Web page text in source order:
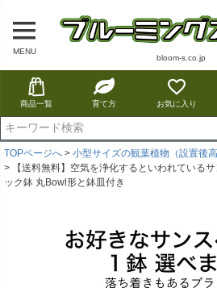
MENU
bloom-s.co.jp
商品一覧 育て方 お気に入り
TOPページへ
小型サイズの観葉植物（設置後
【送料無料】空気を浄化するといわれている
ック鉢 丸Bowl形と鉢皿付き